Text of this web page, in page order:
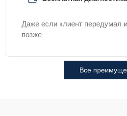
Даже если клиент передумал
позже
Все